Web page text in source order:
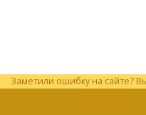
Заметили ошибку на сайте?